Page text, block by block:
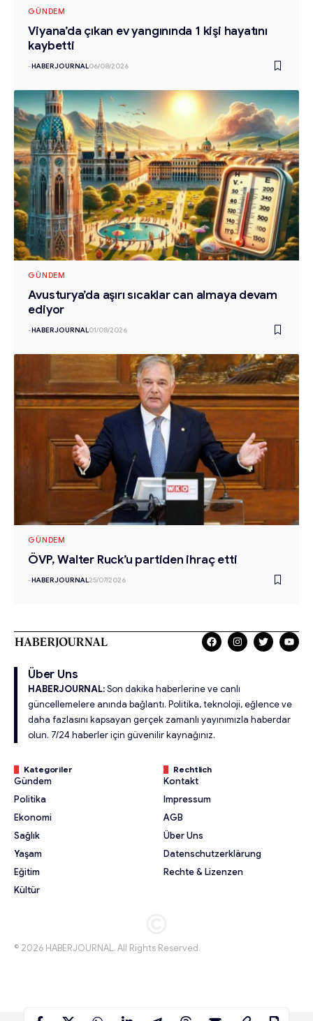
GÜNDEM
Viyana’da çıkan ev yangınında 1 kişi hayatını
kaybetti
-HABERJOURNAL06/08/2026
GÜNDEM
Avusturya’da aşırı sıcaklar can almaya devam
ediyor
-HABERJOURNAL01/08/2026
GÜNDEM
ÖVP, Walter Ruck’u partiden ihraç etti
-HABERJOURNAL25/07/2026
Über Uns
HABERJOURNAL:Son dakika haberlerine ve canlı
güncellemelere anında bağlantı. Politika, teknoloji, eğlence ve
daha fazlasını kapsayan gerçek zamanlı yayınımızla haberdar
olun. 7/24 haberler için güvenilir kaynağınız.
Kategoriler
Gündem
Politika
Ekonomi
Sağlık
Yaşam
Eğitim
Kültür
Rechtlich
Kontakt
Impressum
AGB
Über Uns
Datenschutzerklärung
Rechte & Lizenzen
© 2026 HABERJOURNAL. All Rights Reserved.